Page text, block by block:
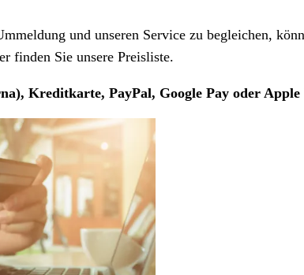
und unseren Service zu begleichen,
finden Sie unsere Preisliste.
Kreditkarte, PayPal, Google Pay oder Apple